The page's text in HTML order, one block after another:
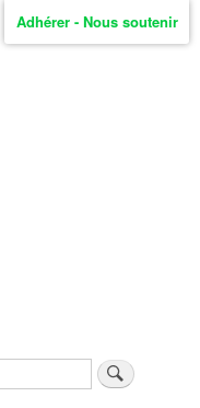
Adhérer - Nous soutenir